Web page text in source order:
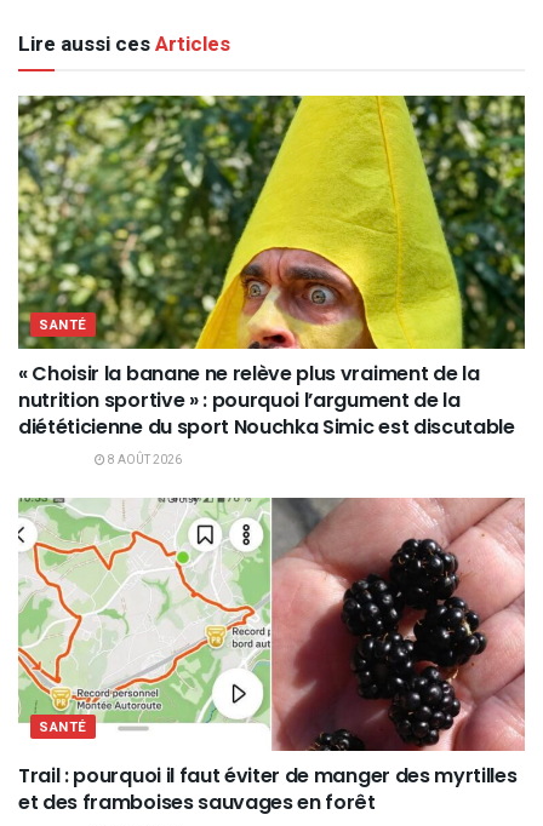
Lire aussi cesArticles
SANTÉ
« Choisir la banane ne relève plus vraiment de la
nutrition sportive » : pourquoi l’argument de la
diététicienne du sport Nouchka Simic est discutable
8 AOÛT 2026
SANTÉ
Trail : pourquoi il faut éviter de manger des myrtilles
et des framboises sauvages en forêt